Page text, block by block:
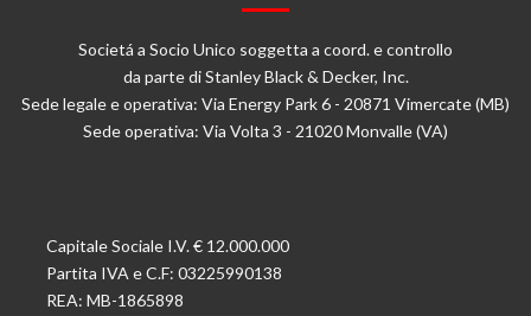
Societá a Socio Unico soggetta a coord. e controllo
da parte di Stanley Black & Decker, Inc.
Sede legale e operativa: Via Energy Park 6 - 20871 Vimercate (MB)
Sede operativa: Via Volta 3 - 21020 Monvalle (VA)
Capitale Sociale I.V. € 12.000.000
Partita IVA e C.F: 03225990138
REA: MB-1865898